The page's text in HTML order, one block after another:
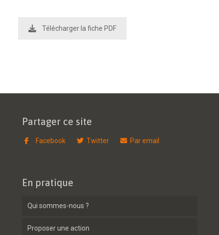
Télécharger la fiche PDF
Partager ce site
Facebook Twitter Par email
En pratique
Qui sommes-nous ?
Proposer une action